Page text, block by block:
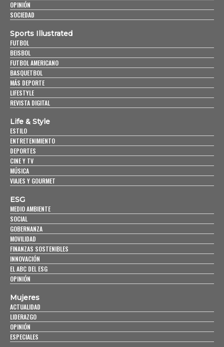
OPINIÓN
SOCIEDAD
Sports Illustrated
FUTBOL
BEISBOL
FUTBOL AMERICANO
BASQUETBOL
MÁS DEPORTE
LIFESTYLE
REVISTA DIGITAL
Life & Style
ESTILO
ENTRETENIMIENTO
DEPORTES
CINE Y TV
MÚSICA
VIAJES Y GOURMET
ESG
MEDIO AMBIENTE
SOCIAL
GOBERNANZA
MOVILIDAD
FINANZAS SOSTENIBLES
INNOVACIÓN
EL ABC DEL ESG
OPINIÓN
Mujeres
ACTUALIDAD
LIDERAZGO
OPINIÓN
ESPECIALES